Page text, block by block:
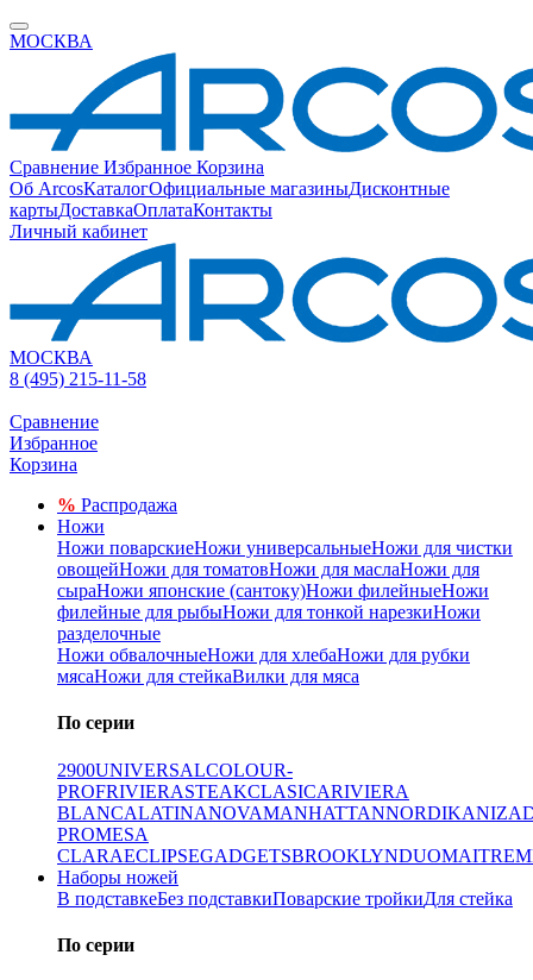
МОСКВА
Сравнение Избранное Корзина
Об ArcosКаталогОфициальные магазиныДисконтные
картыДоставкаОплатаКонтакты
Личный кабинет
МОСКВА
8 (495) 215-11-58
Сравнение
Избранное
Корзина
% Распродажа
Ножи
Ножи поварскиеНожи универсальныеНожи для чистки
овощейНожи для томатовНожи для маслаНожи для
сыраНожи японские (сантоку)Ножи филейныеНожи
филейные для рыбыНожи для тонкой нарезкиНожи
разделочные
Ножи обвалочныеНожи для хлебаНожи для рубки
мясаНожи для стейкаВилки для мяса
По серии
2900UNIVERSALCOLOUR-
PROFRIVIERASTEAKCLASICARIVIERA
BLANCALATINANOVAMANHATTANNORDIKANIZA
PROMESA
CLARAECLIPSEGADGETSBROOKLYNDUOMAITRE
Наборы ножей
В подставкеБез подставкиПоварские тройкиДля стейка
По серии